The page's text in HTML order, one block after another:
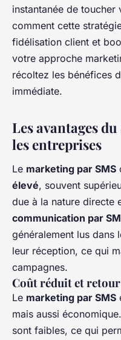
instantanée de
comment cette
fidélisation client et
votre approche
récoltez les bénéfices
immédiate.
Les avantages
les entreprises
Le marketing par SMS
élevé, souvent
due à la nature directe
communication par
généralement lus dans
leur réception, ce qui
campagnes.
Coût réduit et
Le marketing par SMS
mais aussi
sont faibles, ce qui